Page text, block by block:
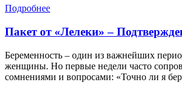
Подробнее
Пакет от «Лелеки» –
Беременность – один из важнейших
женщины. Но первые недели часто
сомнениями и вопросами: «Точно ли я